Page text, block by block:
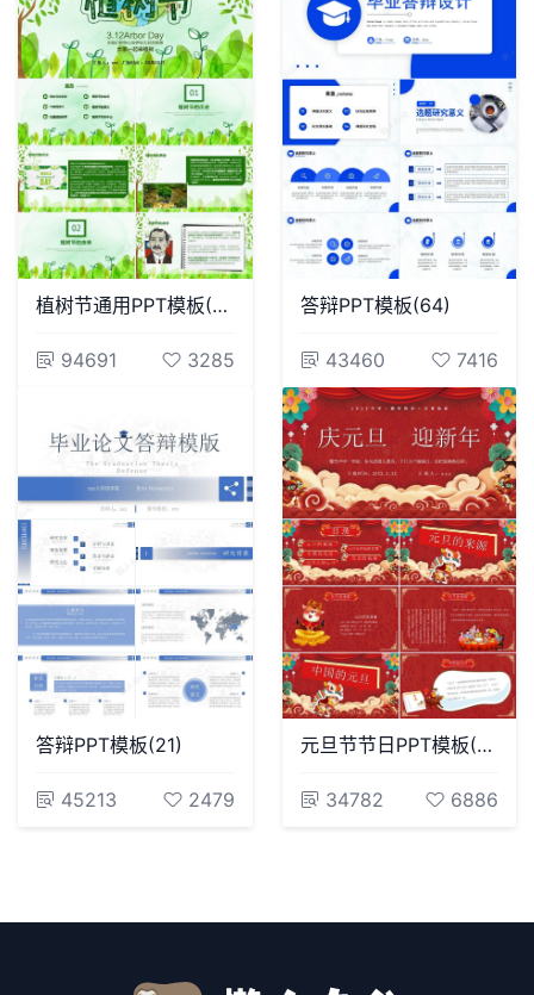
植树节通用PPT模板(102)
94691 3285
答辩PPT模板(64)
43460 7416
答辩PPT模板(21)
45213 2479
元旦节节日PPT模板(57)
34782 6886